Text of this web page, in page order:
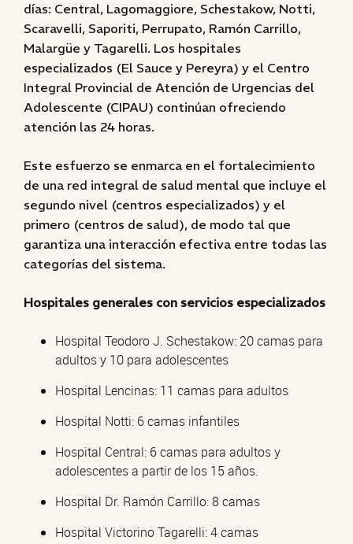
días: Central, Lagomaggiore, Schestakow, Notti,
Scaravelli, Saporiti, Perrupato, Ramón Carrillo,
Malargüe y Tagarelli. Los hospitales
especializados (El Sauce y Pereyra) y el Centro
Integral Provincial de Atención de Urgencias del
Adolescente (CIPAU) continúan ofreciendo
atención las 24 horas.
Este esfuerzo se enmarca en el fortalecimiento
de una red integral de salud mental que incluye el
segundo nivel (centros especializados) y el
primero (centros de salud), de modo tal que
garantiza una interacción efectiva entre todas las
categorías del sistema.
Hospitales generales con servicios especializados
Hospital Teodoro J. Schestakow: 20 camas para
adultos y 10 para adolescentes
Hospital Lencinas: 11 camas para adultos
Hospital Notti: 6 camas infantiles
Hospital Central: 6 camas para adultos y
adolescentes a partir de los 15 años.
Hospital Dr. Ramón Carrillo: 8 camas
Hospital Victorino Tagarelli: 4 camas